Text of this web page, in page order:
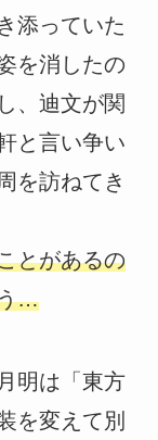
添っていた
を消したの
、迪文が関
と言い争い
を訪ねてき
とがあるの
…
明は「東方
を変えて別